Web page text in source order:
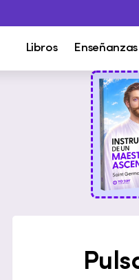
Libros Enseñanzas